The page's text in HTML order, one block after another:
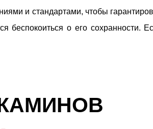
и стандартами, чтобы
беспокоиться о его сохранности.